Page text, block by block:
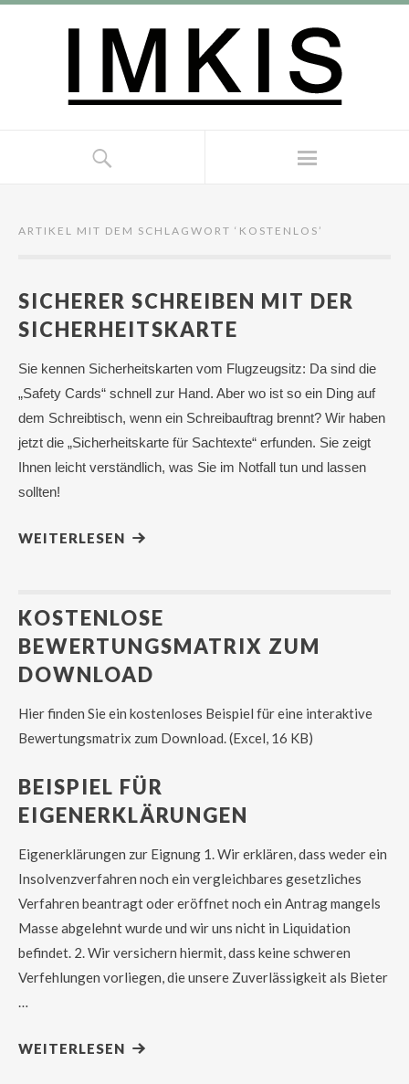
ARTIKEL MIT DEM SCHLAGWORT ‘ KOSTENLOS ’
SICHERER SCHREIBEN MIT DER
SICHERHEITSKARTE
Sie kennen Sicherheitskarten vom Flugzeugsitz: Da sind die
„Safety Cards“ schnell zur Hand. Aber wo ist so ein Ding auf
dem Schreibtisch, wenn ein Schreibauftrag brennt? Wir haben
jetzt die „Sicherheitskarte für Sachtexte“ erfunden. Sie zeigt
Ihnen leicht verständlich, was Sie im Notfall tun und lassen
sollten!
WEITERLESEN
KOSTENLOSE
BEWERTUNGSMATRIX ZUM
DOWNLOAD
Hier finden Sie ein kostenloses Beispiel für eine interaktive
Bewertungsmatrix zum Download. (Excel, 16 KB)
BEISPIEL FÜR
EIGENERKLÄRUNGEN
Eigenerklärungen zur Eignung 1. Wir erklären, dass weder ein
Insolvenzverfahren noch ein vergleichbares gesetzliches
Verfahren beantragt oder eröffnet noch ein Antrag mangels
Masse abgelehnt wurde und wir uns nicht in Liquidation
befindet. 2. Wir versichern hiermit, dass keine schweren
Verfehlungen vorliegen, die unsere Zuverlässigkeit als Bieter
…
WEITERLESEN